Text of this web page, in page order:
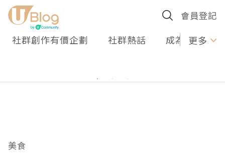
會員登記
社群創作有價企劃 社群熱話 成為U更多
美食